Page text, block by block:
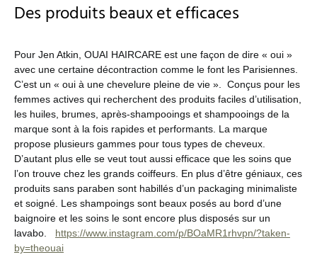
Des produits beaux et efficaces
Pour Jen Atkin, OUAI HAIRCARE est une façon de dire « oui »
avec une certaine décontraction comme le font les Parisiennes.
C’est un « oui à une chevelure pleine de vie ». Conçus pour les
femmes actives qui recherchent des produits faciles d’utilisation,
les huiles, brumes, après-shampooings et shampooings de la
marque sont à la fois rapides et performants. La marque
propose plusieurs gammes pour tous types de cheveux.
D’autant plus elle se veut tout aussi efficace que les soins que
l’on trouve chez les grands coiffeurs. En plus d’être géniaux, ces
produits sans paraben sont habillés d’un packaging minimaliste
et soigné. Les shampoings sont beaux posés au bord d’une
baignoire et les soins le sont encore plus disposés sur un
lavabo. https://www.instagram.com/p/BOaMR1rhvpn/?taken-
by=theouai